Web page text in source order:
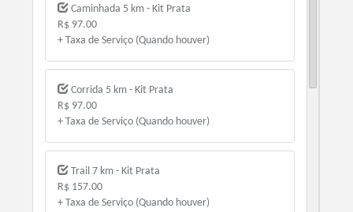
Caminhada 5 km - Kit Prata
R$ 97.00
+ Taxa de Serviço (Quando houver)
Corrida 5 km - Kit Prata
R$ 97.00
+ Taxa de Serviço (Quando houver)
Trail 7 km - Kit Prata
R$ 157.00
+ Taxa de Serviço (Quando houver)